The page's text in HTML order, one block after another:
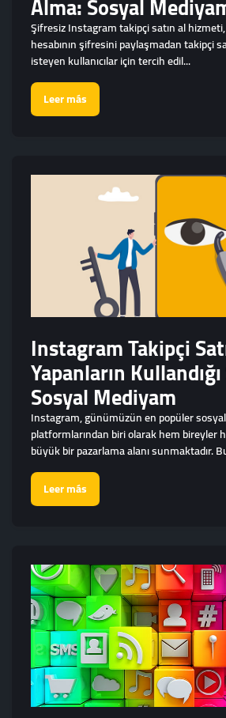
Şifresiz Instagram takipçi satın al
hesabının şifresini paylaşmadan takipçi
isteyen kullanıcılar için tercih edil...
Leer más
Instagram Takipçi
Yapanların
Sosyal Mediyam
Instagram, günümüzün en popüler
platformlarından biri olarak hem bireyler
büyük bir pazarlama alanı sunmaktadır.
Leer más